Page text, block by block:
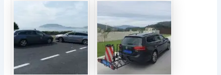
Finisterre – A Coruña